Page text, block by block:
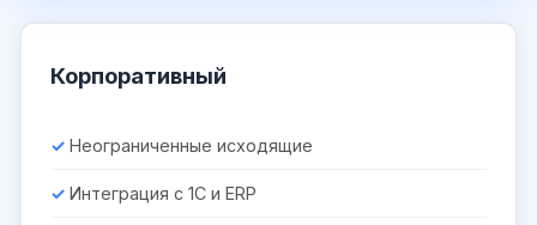
Корпоративный
Неограниченные исходящие
Интеграция с 1С и ERP